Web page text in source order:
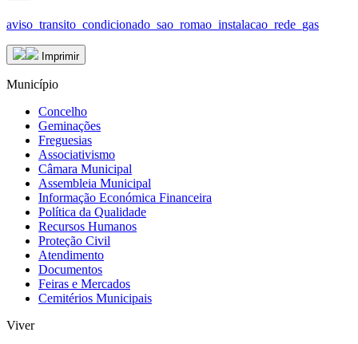
aviso_transito_condicionado_sao_romao_instalacao_rede_gas
Imprimir
Município
Concelho
Geminações
Freguesias
Associativismo
Câmara Municipal
Assembleia Municipal
Informação Económica Financeira
Política da Qualidade
Recursos Humanos
Proteção Civil
Atendimento
Documentos
Feiras e Mercados
Cemitérios Municipais
Viver